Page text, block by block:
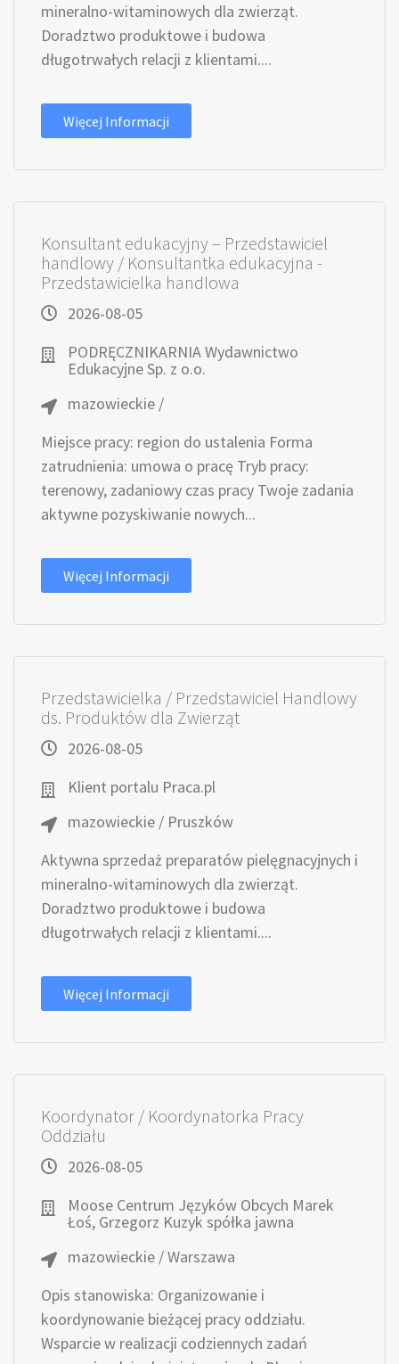
mineralno-witaminowych dla zwierząt.
Doradztwo produktowe i budowa
długotrwałych relacji z klientami....
Więcej Informacji
Konsultant edukacyjny – Przedstawiciel
handlowy / Konsultantka edukacyjna -
Przedstawicielka handlowa
2026-08-05
PODRĘCZNIKARNIA Wydawnictwo
Edukacyjne Sp. z o.o.
mazowieckie /
Miejsce pracy: region do ustalenia Forma
zatrudnienia: umowa o pracę Tryb pracy:
terenowy, zadaniowy czas pracy Twoje zadania
aktywne pozyskiwanie nowych...
Więcej Informacji
Przedstawicielka / Przedstawiciel Handlowy
ds. Produktów dla Zwierząt
2026-08-05
Klient portalu Praca.pl
mazowieckie / Pruszków
Aktywna sprzedaż preparatów pielęgnacyjnych i
mineralno-witaminowych dla zwierząt.
Doradztwo produktowe i budowa
długotrwałych relacji z klientami....
Więcej Informacji
Koordynator / Koordynatorka Pracy
Oddziału
2026-08-05
Moose Centrum Języków Obcych Marek
Łoś, Grzegorz Kuzyk spółka jawna
mazowieckie / Warszawa
Opis stanowiska: Organizowanie i
koordynowanie bieżącej pracy oddziału.
Wsparcie w realizacji codziennych zadań